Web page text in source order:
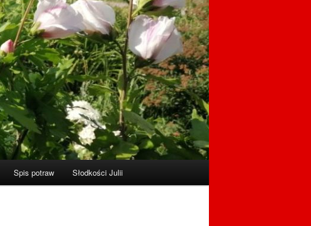
Spis potraw Słodkości Julii